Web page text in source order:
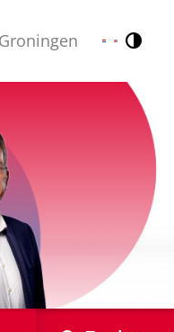
Nederlands
English